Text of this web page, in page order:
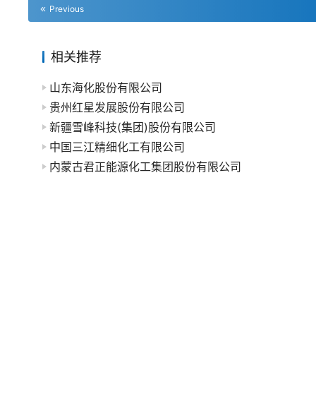
Previous
相关推荐
山东海化股份有限公司
贵州红星发展股份有限公司
新疆雪峰科技(集团)股份有限公司
中国三江精细化工有限公司
内蒙古君正能源化工集团股份有限公司